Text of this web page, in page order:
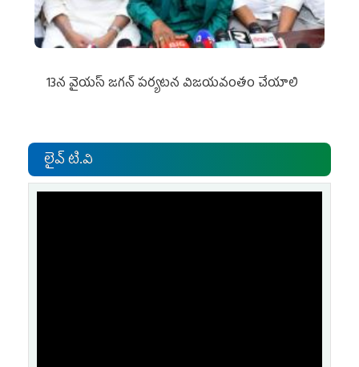
13న వైయస్‌ జగన్‌ పర్యటన విజయవంతం చేయాలి
లైవ్ టి.వి